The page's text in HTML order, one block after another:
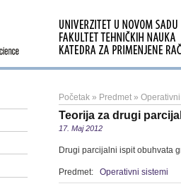
Početak » Predmet »
Teorija za drugi
17. Maj 2012
Drugi parcijalni ispit obuhvata
Predmet: Operativni sistemi